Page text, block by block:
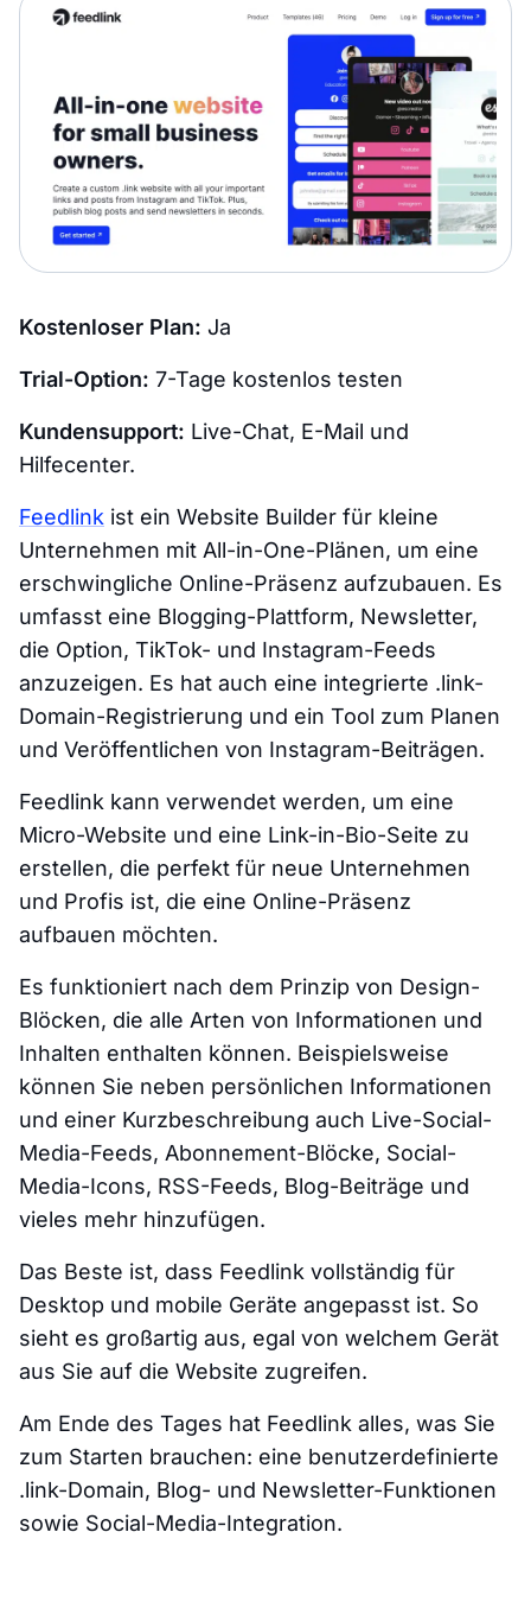
Kostenloser Plan: Ja
Trial-Option: 7-Tage kostenlos testen
Kundensupport: Live-Chat, E-Mail und
Hilfecenter.
Feedlink ist ein Website Builder für kleine
Unternehmen mit All-in-One-Plänen, um eine
erschwingliche Online-Präsenz aufzubauen. Es
umfasst eine Blogging-Plattform, Newsletter,
die Option, TikTok- und Instagram-Feeds
anzuzeigen. Es hat auch eine integrierte .link-
Domain-Registrierung und ein Tool zum Planen
und Veröffentlichen von Instagram-Beiträgen.
Feedlink kann verwendet werden, um eine
Micro-Website und eine Link-in-Bio-Seite zu
erstellen, die perfekt für neue Unternehmen
und Profis ist, die eine Online-Präsenz
aufbauen möchten.
Es funktioniert nach dem Prinzip von Design-
Blöcken, die alle Arten von Informationen und
Inhalten enthalten können. Beispielsweise
können Sie neben persönlichen Informationen
und einer Kurzbeschreibung auch Live-Social-
Media-Feeds, Abonnement-Blöcke, Social-
Media-Icons, RSS-Feeds, Blog-Beiträge und
vieles mehr hinzufügen.
Das Beste ist, dass Feedlink vollständig für
Desktop und mobile Geräte angepasst ist. So
sieht es großartig aus, egal von welchem Gerät
aus Sie auf die Website zugreifen.
Am Ende des Tages hat Feedlink alles, was Sie
zum Starten brauchen: eine benutzerdefinierte
.link-Domain, Blog- und Newsletter-Funktionen
sowie Social-Media-Integration.